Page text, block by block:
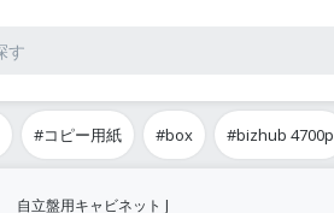
#コピー用紙 #box #bizhub 4700p
自立盤用キャビネット J